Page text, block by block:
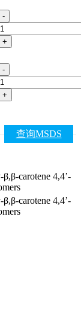
-
+
-
+
查询MSDS
carotene 4,4’-
carotene 4,4’-